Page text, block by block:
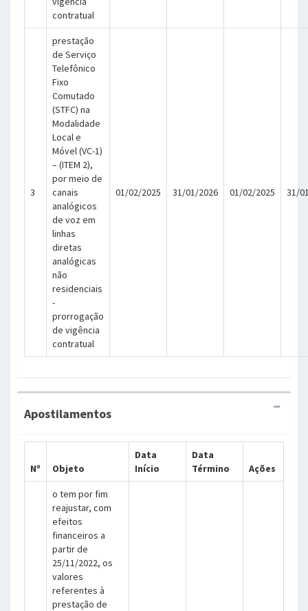
contratual
3
prestação
de Serviço
Telefônico
Fixo
Comutado
(STFC) na
Modalidade
Local e
Móvel (VC-1)
– (ITEM 2),
por meio de
canais
analógicos
de voz em
linhas
diretas
analógicas
não
residenciais
-
prorrogação
de vigência
contratual
01/02/2025 31/01/2026 01/02/2025 31/
Apostilamentos
Nº Objeto
Data
Início
Data
Término
Ações
o tem por fim
reajustar, com
efeitos
financeiros a
partir de
25/11/2022, os
valores
referentes à
prestação de